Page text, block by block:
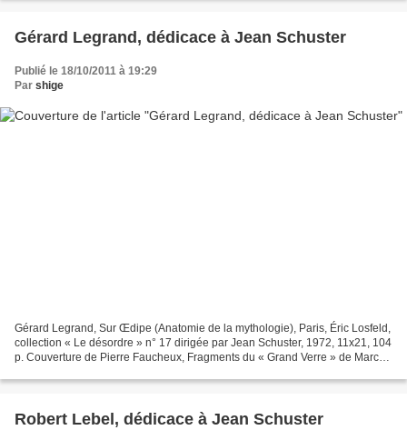
Gérard Legrand, dédicace à Jean Schuster
Publié le 18/10/2011 à 19:29
Par shige
Gérard Legrand, Sur Œdipe (Anatomie de la mythologie), Paris, Éric Losfeld,
collection « Le désordre » n° 17 dirigée par Jean Schuster, 1972, 11x21, 104
p. Couverture de Pierre Faucheux, Fragments du « Grand Verre » de Marcel
Robert Lebel, dédicace à Jean Schuster